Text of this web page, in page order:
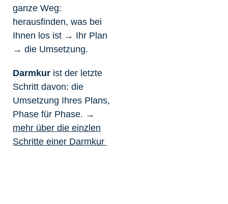
ganze Weg:
herausfinden, was bei
Ihnen los ist → Ihr Plan
→ die Umsetzung.
Darmkur ist der letzte
Schritt davon: die
Umsetzung Ihres Plans,
Phase für Phase. →
mehr über die einzlen
Schritte einer Darmkur